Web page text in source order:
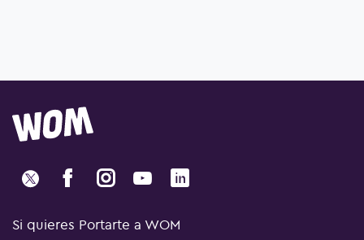
Si quieres Portarte a WOM